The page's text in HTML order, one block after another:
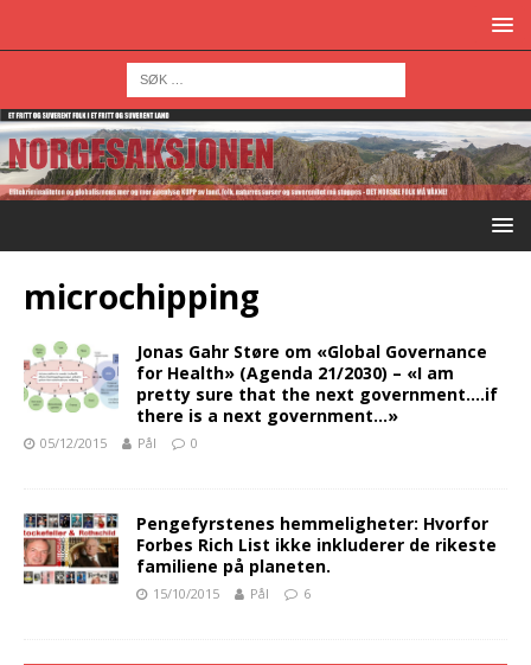
microchipping
Jonas Gahr Støre om «Global Governance
for Health» (Agenda 21/2030) – «I am
pretty sure that the next government….if
there is a next government…»
05/12/2015 Pål 0
Pengefyrstenes hemmeligheter: Hvorfor
Forbes Rich List ikke inkluderer de rikeste
familiene på planeten.
15/10/2015 Pål 6